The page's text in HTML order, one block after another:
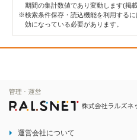
期間の集計数値であり変動します(掲
※検索条件保存・読込機能を利用する
効になっている必要があります。
運営会社について